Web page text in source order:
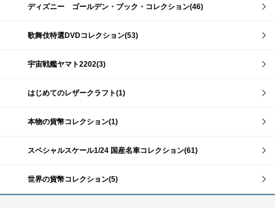
ディズニー ゴールデン・ブック・コレクション(46)
歌舞伎特選DVDコレクション(53)
宇宙戦艦ヤマト2202(3)
はじめてのレザークラフト(1)
本物の貨幣コレクション(1)
スペシャルスケール1/24 国産名車コレクション(61)
世界の貨幣コレクション(5)